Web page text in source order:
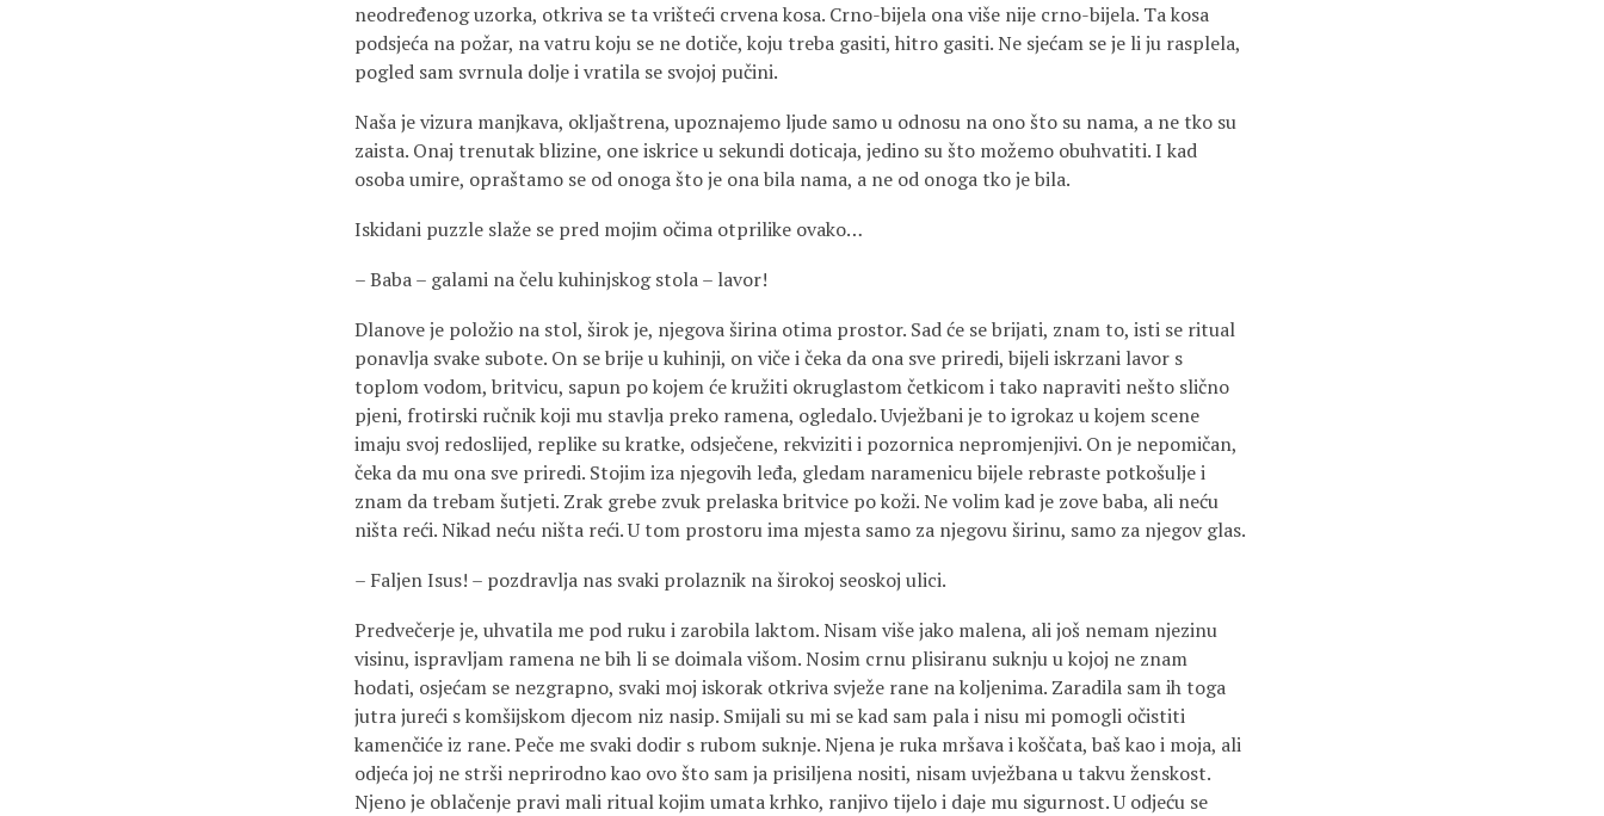
neodređenog uzorka, otkriva se ta vrišteći crvena kosa. Crno-bijela ona više nije crno-bijela. Ta kosa
podsjeća na požar, na vatru koju se ne dotiče, koju treba gasiti, hitro gasiti. Ne sjećam se je li ju rasplela,
pogled sam svrnula dolje i vratila se svojoj pučini.
Naša je vizura manjkava, okljaštrena, upoznajemo ljude samo u odnosu na ono što su nama, a ne tko su
zaista. Onaj trenutak blizine, one iskrice u sekundi doticaja, jedino su što možemo obuhvatiti. I kad
osoba umire, opraštamo se od onoga što je ona bila nama, a ne od onoga tko je bila.
Iskidani puzzle slaže se pred mojim očima otprilike ovako…
– Baba – galami na čelu kuhinjskog stola – lavor!
Dlanove je položio na stol, širok je, njegova širina otima prostor. Sad će se brijati, znam to, isti se ritual
ponavlja svake subote. On se brije u kuhinji, on viče i čeka da ona sve priredi, bijeli iskrzani lavor s
toplom vodom, britvicu, sapun po kojem će kružiti okruglastom četkicom i tako napraviti nešto slično
pjeni, frotirski ručnik koji mu stavlja preko ramena, ogledalo. Uvježbani je to igrokaz u kojem scene
imaju svoj redoslijed, replike su kratke, odsječene, rekviziti i pozornica nepromjenjivi. On je nepomičan,
čeka da mu ona sve priredi. Stojim iza njegovih leđa, gledam naramenicu bijele rebraste potkošulje i
znam da trebam šutjeti. Zrak grebe zvuk prelaska britvice po koži. Ne volim kad je zove baba, ali neću
ništa reći. Nikad neću ništa reći. U tom prostoru ima mjesta samo za njegovu širinu, samo za njegov glas.
– Faljen Isus! – pozdravlja nas svaki prolaznik na širokoj seoskoj ulici.
Predvečerje je, uhvatila me pod ruku i zarobila laktom. Nisam više jako malena, ali još nemam njezinu
visinu, ispravljam ramena ne bih li se doimala višom. Nosim crnu plisiranu suknju u kojoj ne znam
hodati, osjećam se nezgrapno, svaki moj iskorak otkriva svježe rane na koljenima. Zaradila sam ih toga
jutra jureći s komšijskom djecom niz nasip. Smijali su mi se kad sam pala i nisu mi pomogli očistiti
kamenčiće iz rane. Peče me svaki dodir s rubom suknje. Njena je ruka mršava i koščata, baš kao i moja, ali
odjeća joj ne strši neprirodno kao ovo što sam ja prisiljena nositi, nisam uvježbana u takvu ženskost.
Njeno je oblačenje pravi mali ritual kojim umata krhko, ranjivo tijelo i daje mu sigurnost. U odjeću se